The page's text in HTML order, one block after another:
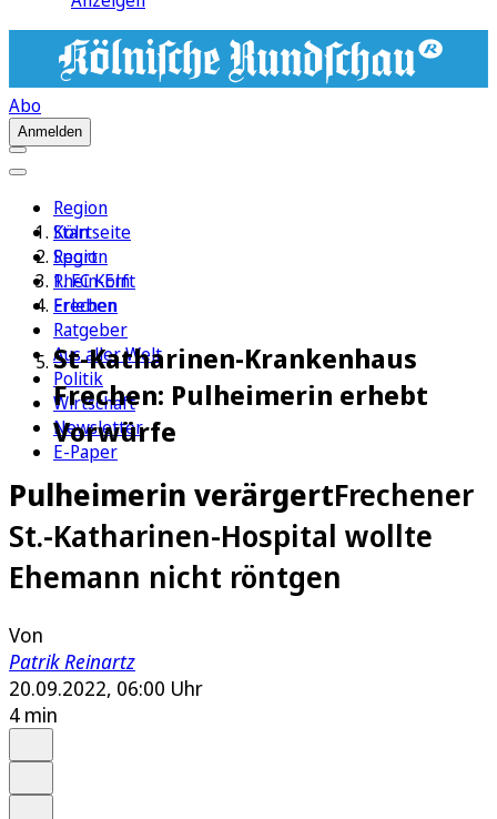
Abo
Anmelden
Region
Köln
Sport
1. FC Köln
Erleben
Ratgeber
Aus aller Welt
Politik
Wirtschaft
Newsletter
E-Paper
Startseite
Region
Rhein-Erft
Frechen
St-Katharinen-Krankenhaus
Frechen: Pulheimerin erhebt
Vorwürfe
Pulheimerin verärgertFrechener
St.-Katharinen-Hospital wollte
Ehemann nicht röntgen
Von
Patrik Reinartz
20.09.2022, 06:00 Uhr
4 min